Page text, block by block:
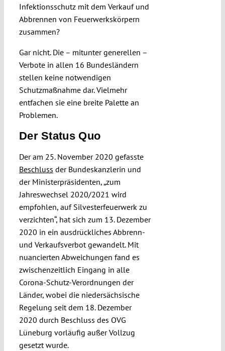
Infektionsschutz mit dem Verkauf und
Abbrennen von Feuerwerkskörpern
zusammen?
Gar nicht. Die – mitunter generellen –
Verbote in allen 16 Bundesländern
stellen keine notwendigen
Schutzmaßnahme dar. Vielmehr
entfachen sie eine breite Palette an
Problemen.
Der Status Quo
Der am 25. November 2020 gefasste
Beschluss der Bundeskanzlerin und
der Ministerpräsidenten, „zum
Jahreswechsel 2020/2021 wird
empfohlen, auf Silvesterfeuerwerk zu
verzichten“, hat sich zum 13. Dezember
2020 in ein ausdrückliches Abbrenn-
und Verkaufsverbot gewandelt. Mit
nuancierten Abweichungen fand es
zwischenzeitlich Eingang in alle
Corona-Schutz-Verordnungen der
Länder, wobei die niedersächsische
Regelung seit dem 18. Dezember
2020 durch Beschluss des OVG
Lüneburg vorläufig außer Vollzug
gesetzt wurde.